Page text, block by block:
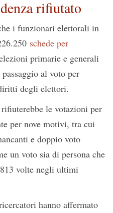
rifiutato
i funzionari elettorali in
schede per
primarie e generali
al voto per
degli elettori.
le votazioni per
per nove motivi, tra cui
e doppio voto
un voto sia di persona che
volte negli ultimi
hanno affermato